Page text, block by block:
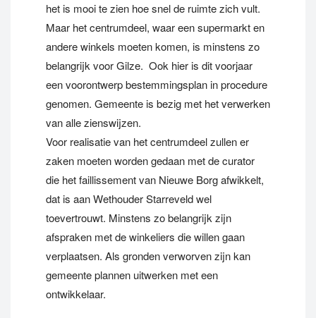
het is mooi te zien hoe snel de ruimte zich vult.
Maar het centrumdeel, waar een supermarkt en
andere winkels moeten komen, is minstens zo
belangrijk voor Gilze. Ook hier is dit voorjaar
een voorontwerp bestemmingsplan in procedure
genomen. Gemeente is bezig met het verwerken
van alle zienswijzen.
Voor realisatie van het centrumdeel zullen er
zaken moeten worden gedaan met de curator
die het faillissement van Nieuwe Borg afwikkelt,
dat is aan Wethouder Starreveld wel
toevertrouwt. Minstens zo belangrijk zijn
afspraken met de winkeliers die willen gaan
verplaatsen. Als gronden verworven zijn kan
gemeente plannen uitwerken met een
ontwikkelaar.